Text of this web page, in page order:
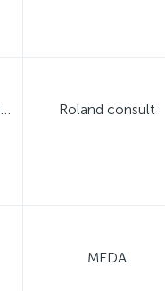
Центр реабилитации зрения профессора Дембского Roland consult
MEDA